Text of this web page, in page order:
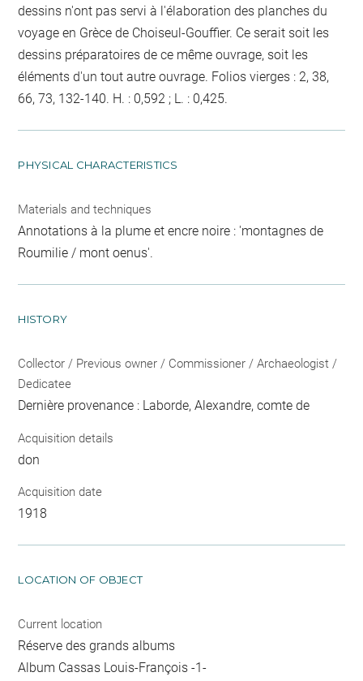
dessins n'ont pas servi à l'élaboration des planches du
voyage en Grèce de Choiseul-Gouffier. Ce serait soit les
dessins préparatoires de ce même ouvrage, soit les
éléments d'un tout autre ouvrage. Folios vierges : 2, 38,
66, 73, 132-140. H. : 0,592 ; L. : 0,425.
PHYSICAL CHARACTERISTICS
Materials and techniques
Annotations à la plume et encre noire : 'montagnes de
Roumilie / mont oenus'.
HISTORY
Collector / Previous owner / Commissioner / Archaeologist /
Dedicatee
Dernière provenance : Laborde, Alexandre, comte de
Acquisition details
don
Acquisition date
1918
LOCATION OF OBJECT
Current location
Réserve des grands albums
Album Cassas Louis-François -1-